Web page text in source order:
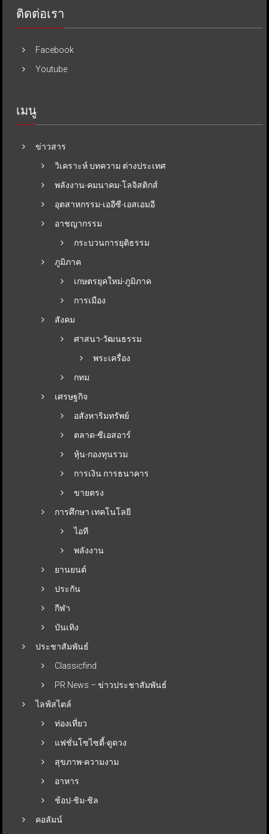
ติดต่อเรา
Facebook
Youtube
เมนู
ข่าวสาร
วิเคราะห์ บทความ ต่างประเทศ
พลังงาน-คมนาคม-โลจิสติกส์
อุตสาหกรรม-เออีซี-เอสเอมอี
อาชญากรรม
กระบวนการยุติธรรม
ภูมิภาค
เกษตรยุคใหม่-ภูมิภาค
การเมือง
สังคม
ศาสนา-วัฒนธรรม
พระเครื่อง
กทม
เศรษฐกิจ
อสังหาริมทรัพย์
ตลาด-ซีเอสอาร์
หุ้น-กองทุนรวม
การเงิน การธนาคาร
ขายตรง
การศึกษา เทคโนโลยี
ไอที
พลังงาน
ยานยนต์
ประกัน
กีฬา
บันเทิง
ประชาสัมพันธ์
Classicfind
PR News – ข่าวประชาสัมพันธ์
ไลฟ์สไตล์
ท่องเที่ยว
แฟชั่นโซไซตี้-ดูดวง
สุขภาพ-ความงาม
อาหาร
ช้อป-ชิม-ชิล
คอลัมน์